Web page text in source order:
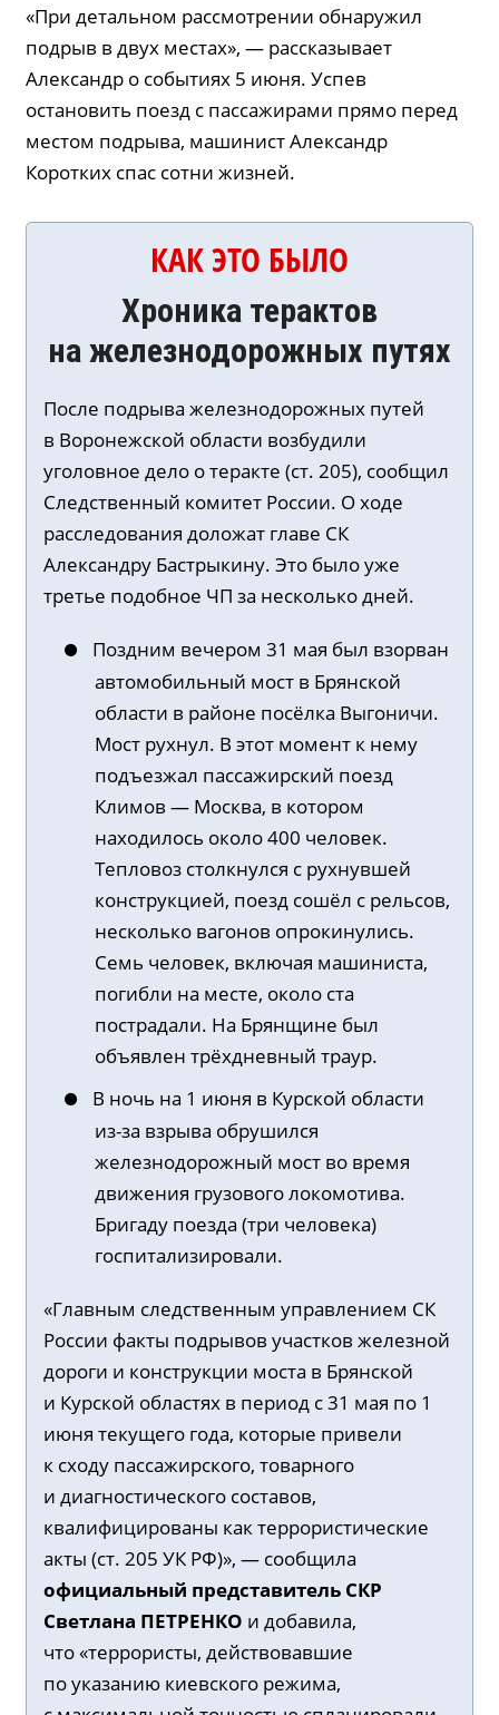
«При детальном рассмотрении обнаружил
подрыв в двух местах», — рассказывает
Александр о событиях 5 июня. Успев
остановить поезд с пассажирами прямо перед
местом подрыва, машинист Александр
Коротких спас сотни жизней.
КАК ЭТО БЫЛО
Хроника терактов
на железнодорожных путях
После подрыва железнодорожных путей
в Воронежской области возбудили
уголовное дело о теракте (ст. 205), сообщил
Следственный комитет России. О ходе
расследования доложат главе СК
Александру Бастрыкину. Это было уже
третье подобное ЧП за несколько дней.
Поздним вечером 31 мая был взорван
автомобильный мост в Брянской
области в районе посёлка Выгоничи.
Мост рухнул. В этот момент к нему
подъезжал пассажирский поезд
Климов — Москва, в котором
находилось около 400 человек.
Тепловоз столкнулся с рухнувшей
конструкцией, поезд сошёл с рельсов,
несколько вагонов опрокинулись.
Семь человек, включая машиниста,
погибли на месте, около ста
пострадали. На Брянщине был
объявлен трёхдневный траур.
В ночь на 1 июня в Курской области
из-за взрыва обрушился
железнодорожный мост во время
движения грузового локомотива.
Бригаду поезда (три человека)
госпитализировали.
«Главным следственным управлением СК
России факты подрывов участков железной
дороги и конструкции моста в Брянской
и Курской областях в период с 31 мая по 1
июня текущего года, которые привели
к сходу пассажирского, товарного
и диагностического составов,
квалифицированы как террористические
акты (ст. 205 УК РФ)», — сообщила
официальный представитель СКР
Светлана ПЕТРЕНКО и добавила,
что «террористы, действовавшие
по указанию киевского режима,